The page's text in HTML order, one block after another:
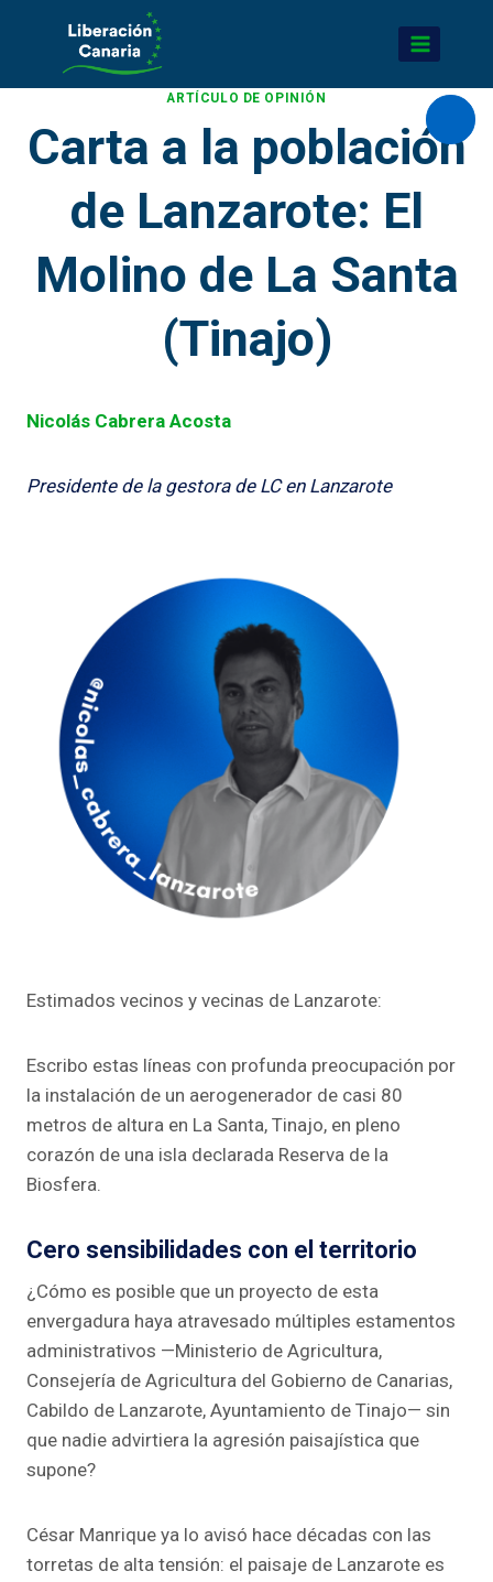
contenido
ARTÍCULO DE OPINIÓN
Carta a la población
de Lanzarote: El
Molino de La Santa
(Tinajo)
Nicolás Cabrera Acosta
Presidente de la gestora de LC en Lanzarote
Estimados vecinos y vecinas de Lanzarote:
Escribo estas líneas con profunda preocupación por
la instalación de un aerogenerador de casi 80
metros de altura en La Santa, Tinajo, en pleno
corazón de una isla declarada Reserva de la
Biosfera.
Cero sensibilidades con el territorio
¿Cómo es posible que un proyecto de esta
envergadura haya atravesado múltiples estamentos
administrativos —Ministerio de Agricultura,
Consejería de Agricultura del Gobierno de Canarias,
Cabildo de Lanzarote, Ayuntamiento de Tinajo— sin
que nadie advirtiera la agresión paisajística que
supone?
César Manrique ya lo avisó hace décadas con las
torretas de alta tensión: el paisaje de Lanzarote es